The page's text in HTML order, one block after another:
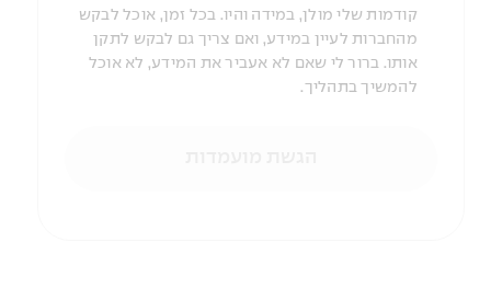
קודמות שלי מולן, במידה והיו. בכל זמן, אוכל לבקש
מהחברות לעיין במידע, ואם צריך גם לבקש לתקן
אותו. ברור לי שאם לא אעביר את המידע, לא אוכל
להמשיך בתהליך.